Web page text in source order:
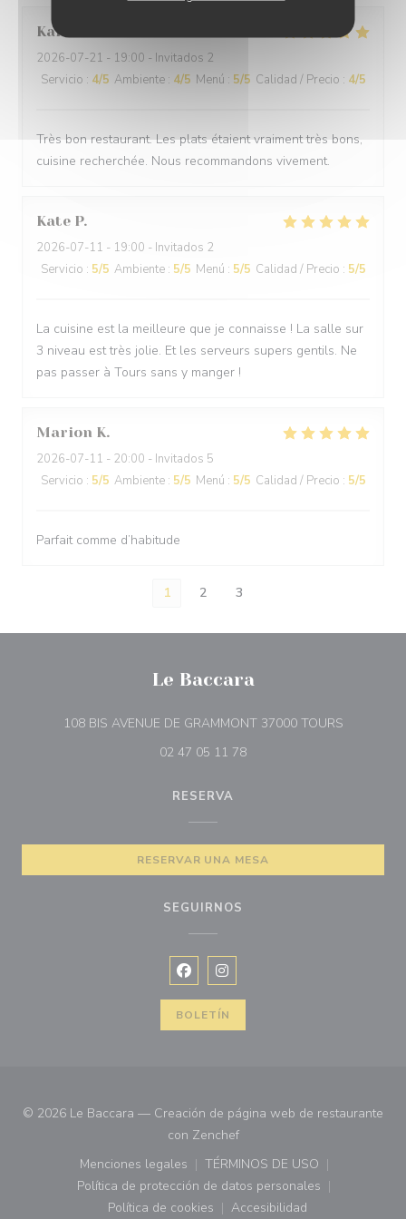
Karine
2026-07-21 - 19:00 - Invitados 2
Servicio : 4/5 Ambiente : 4/5 Menú : 5/5 Calidad / Precio : 4/5
Très bon restaurant. Les plats étaient vraiment très bons,
cuisine recherchée. Nous recommandons vivement.
Kate P
2026-07-11 - 19:00 - Invitados 2
Servicio : 5/5 Ambiente : 5/5 Menú : 5/5 Calidad / Precio : 5/5
La cuisine est la meilleure que je connaisse ! La salle sur
3 niveau est très jolie. Et les serveurs supers gentils. Ne
pas passer à Tours sans y manger !
Marion K
2026-07-11 - 20:00 - Invitados 5
Servicio : 5/5 Ambiente : 5/5 Menú : 5/5 Calidad / Precio : 5/5
Parfait comme d’habitude
1 2 3
Le Baccara
108 BIS AVENUE DE GRAMMONT 37000 TOURS((abre en
02 47 05 11 78
RESERVA
RESERVAR UNA MESA
SEGUIRNOS
Facebook ((abre en una nueva
Instagram ((abre en una
BOLETÍN
© 2026 Le Baccara — Creación de página web de restaurante
con Zenchef((abre en una nueva
Menciones legales
((abre en una nueva ventana))
TÉRMINOS DE USO
((abre en una nueva
Política de protección de datos personales
((abre en una nueva ventana))
Política de cookies Accesibilidad